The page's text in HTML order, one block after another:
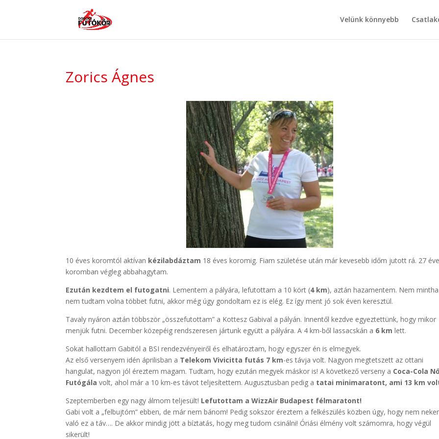
Velünk könnyebb
Zorics Ágnes
10 éves koromtól aktívan kézilabdáztam 18 éves koromig. Fiam születése után már kevesebb időm jutott rá. 27
koromban végleg abbahagytam.
Ezután kezdtem el futogatni. Lementem a pályára, lefutottam a 10 kört (4 km), aztán hazamentem. Nem mintha
nem tudtam volna többet futni, akkor még úgy gondoltam ez is elég. Ez így ment jó sok éven keresztül.
Tavaly nyáron aztán többször „összefutottam” a Kottesz Gabival a pályán. Innentől kezdve egyeztettünk, hogy mikor
menjük futni. December közepéig rendszeresen jártunk együtt a pályára. A 4 km-ből lassacskán a 6 km lett.
Sokat hallottam Gabitól a BSI rendezvényeiről és elhatároztam, hogy egyszer én is elmegyek.
Az első versenyem idén áprilisban a Telekom Vivicitta futás 7 km-es távja volt. Nagyon megtetszett az ottani
hangulat, nagyon jól éreztem magam. Tudtam, hogy ezután megyek máskor is! A következő verseny a Coca-Cola
Futógála volt, ahol már a 10 km-es távot teljesítettem. Augusztusban pedig a tatai minimaratont, ami 13 km
Szeptemberben egy nagy álmom teljesült! Lefutottam a WizzAir Budapest félmaratont!
Gabi volt a „felbujtóm” ebben, de már nem bánom! Pedig sokszor éreztem a felkészülés közben úgy, hogy nem
való ez a táv…. De akkor mindig jött a bíztatás, hogy meg tudom csinálni! Óriási élmény volt számomra, hogy végül
sikerült!